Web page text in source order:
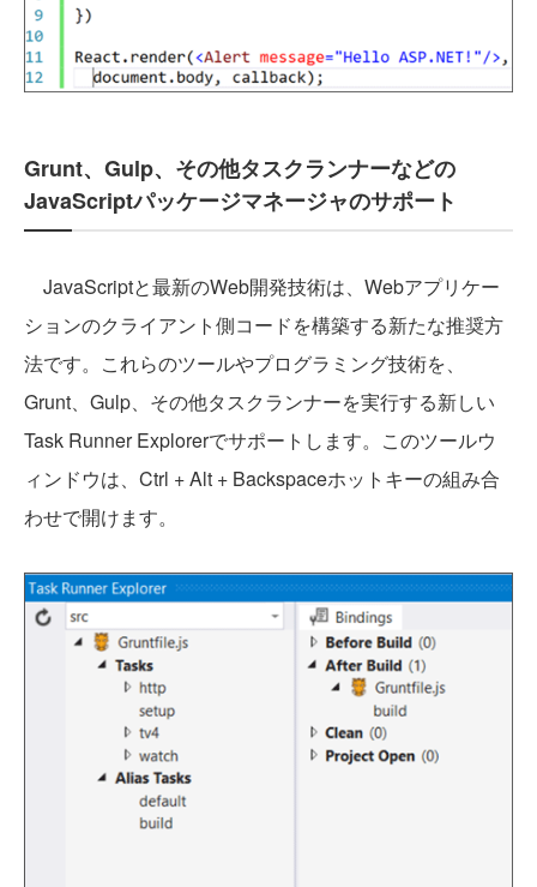
Grunt、Gulp、その他タスクランナーなどの
JavaScriptパッケージマネージャのサポート
JavaScriptと最新のWeb開発技術は、Webアプリケー
ションのクライアント側コードを構築する新たな推奨方
法です。これらのツールやプログラミング技術を、
Grunt、Gulp、その他タスクランナーを実行する新しい
Task Runner Explorerでサポートします。このツールウ
ィンドウは、Ctrl + Alt + Backspaceホットキーの組み合
わせで開けます。